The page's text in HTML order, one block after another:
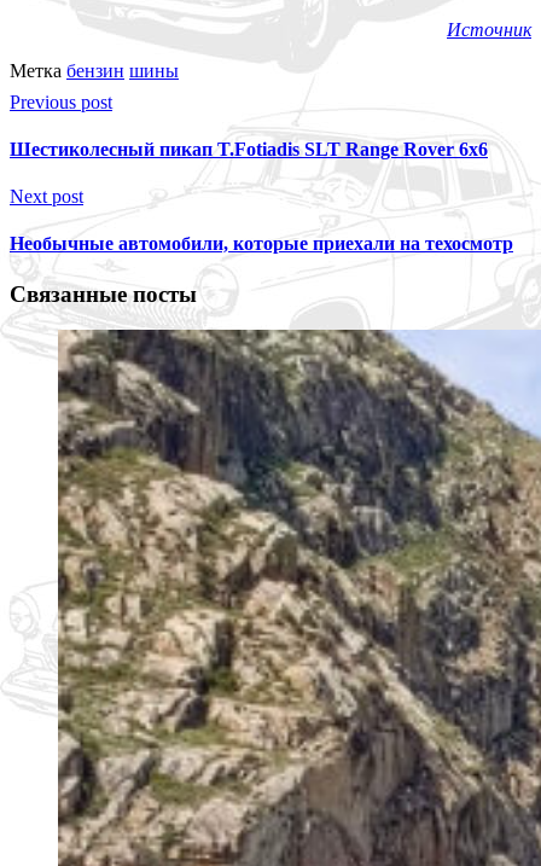
Источник
Метка бензин шины
Previous post
Шестиколесный пикап T.Fotiadis SLT Range Rover 6х6
Next post
Необычные автомобили, которые приехали на техосмотр
Связанные посты